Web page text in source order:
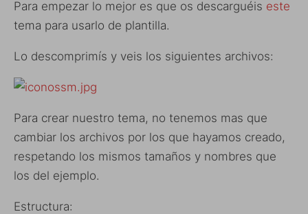
Para empezar lo mejor es que os descarguéis este
tema para usarlo de plantilla.
Lo descomprimís y veis los siguientes archivos:
Para crear nuestro tema, no tenemos mas que
cambiar los archivos por los que hayamos creado,
respetando los mismos tamaños y nombres que
los del ejemplo.
Estructura: